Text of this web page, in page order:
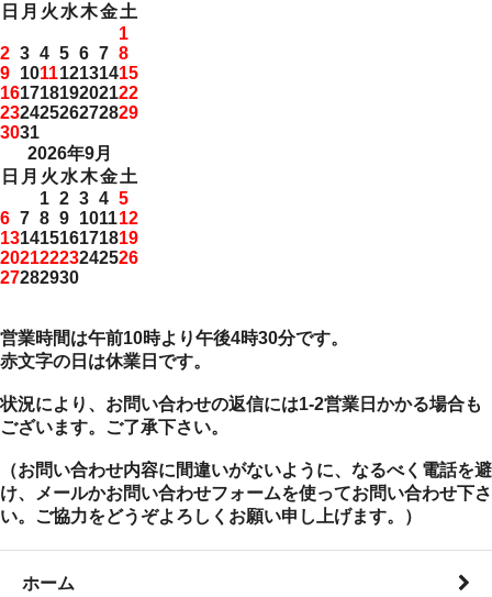
日 月 火 水木金土
1
2 3 4 5 6 7 8
9 101112131415
16171819202122
23242526272829
3031
2026年9月
日 月 火 水木金土
1 2 3 4 5
6 7 8 9 101112
13141516171819
20212223242526
27282930
営業時間は午前10時より午後4時30分です。
赤文字の日は休業日です。
状況により、お問い合わせの返信には1-2営業日かかる場合も
ございます。ご了承下さい。
（お問い合わせ内容に間違いがないように、なるべく電話を避
け、メールかお問い合わせフォームを使ってお問い合わせ下さ
い。ご協力をどうぞよろしくお願い申し上げます。）
ホーム